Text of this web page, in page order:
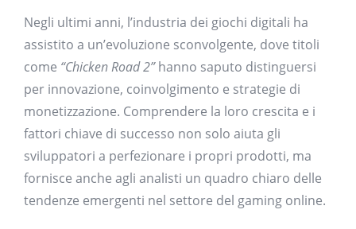
Negli ultimi anni, l’industria dei giochi digitali ha
assistito a un’evoluzione sconvolgente, dove titoli
come “Chicken Road 2”hanno saputo distinguersi
per innovazione, coinvolgimento e strategie di
monetizzazione. Comprendere la loro crescita e i
fattori chiave di successo non solo aiuta gli
sviluppatori a perfezionare i propri prodotti, ma
fornisce anche agli analisti un quadro chiaro delle
tendenze emergenti nel settore del gaming online.